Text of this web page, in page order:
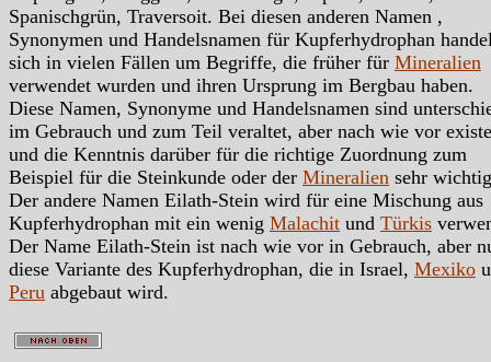
Spanischgrün, Traversoit. Bei diesen anderen Namen ,
Synonymen und Handelsnamen für Kupferhydrophan
sich in vielen Fällen um Begriffe, die früher für Mineralien
verwendet wurden und ihren Ursprung im Bergbau haben.
Diese Namen, Synonyme und Handelsnamen sind
im Gebrauch und zum Teil veraltet, aber nach wie vor
und die Kenntnis darüber für die richtige Zuordnung zum
Beispiel für die Steinkunde oder der Mineralien sehr
Der andere Namen Eilath-Stein wird für eine Mischung aus
Kupferhydrophan mit ein wenig Malachit und Türkis
Der Name Eilath-Stein ist nach wie vor in Gebrauch, aber
diese Variante des Kupferhydrophan, die in Israel, Mexiko
Peru abgebaut wird.